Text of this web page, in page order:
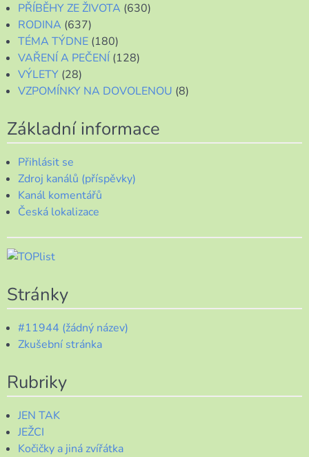
PŘÍBĚHY ZE ŽIVOTA (630)
RODINA (637)
TÉMA TÝDNE (180)
VAŘENÍ A PEČENÍ (128)
VÝLETY (28)
VZPOMÍNKY NA DOVOLENOU (8)
Základní informace
Přihlásit se
Zdroj kanálů (příspěvky)
Kanál komentářů
Česká lokalizace
Stránky
#11944 (žádný název)
Zkušební stránka
Rubriky
JEN TAK
JEŽCI
Kočičky a jiná zvířátka